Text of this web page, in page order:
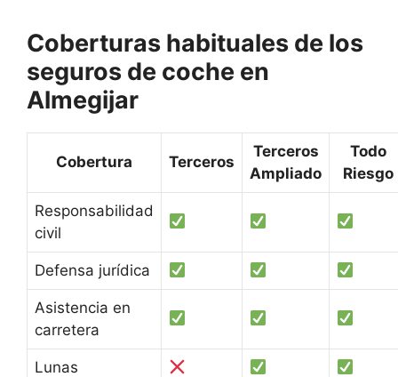
Coberturas habituales de los
seguros de coche en
Almegijar
Cobertura Terceros
Terceros
Ampliado
Todo
Riesgo
Responsabilidad
civil
Defensa jurídica
Asistencia en
carretera
Lunas